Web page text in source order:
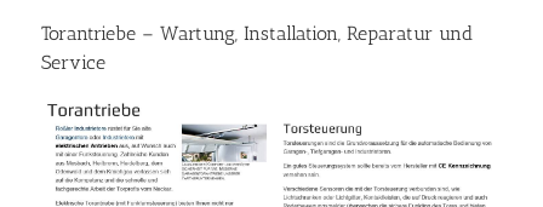
Torantriebe – Wartung, Installation, Reparatur und
Service